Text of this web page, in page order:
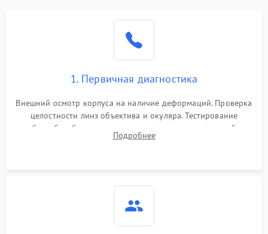
1. Первичная диагностика
Внешний осмотр корпуса на наличие деформаций. Проверка
целостности линз объектива и окуляра. Тестирование
работы барабанчиков ввода поправок, кольца отстройки
параллакса и зума. Выявление сколов, внутренних
Подробнее